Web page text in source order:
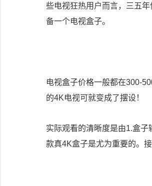
些电视狂热用户而言，三五
备一个电视盒子。
电视盒子价格一般都在300-
的4K电视可就变成了摆设！
实际观看的清晰度是由1.盒
款真4K盒子是尤为重要的。